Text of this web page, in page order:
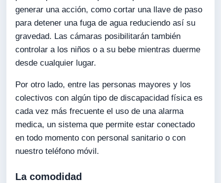
generar una acción, como cortar una llave de paso
para detener una fuga de agua reduciendo así su
gravedad. Las cámaras posibilitarán también
controlar a los niños o a su bebe mientras duerme
desde cualquier lugar.
Por otro lado, entre las personas mayores y los
colectivos con algún tipo de discapacidad física es
cada vez más frecuente el uso de una alarma
medica, un sistema que permite estar conectado
en todo momento con personal sanitario o con
nuestro teléfono móvil.
La comodidad